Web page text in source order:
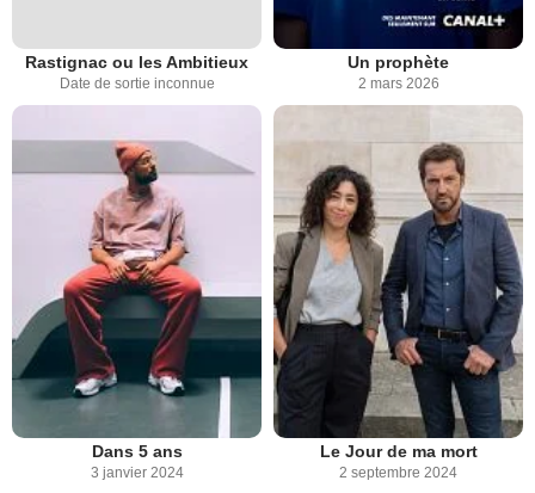
Rastignac ou les Ambitieux
Date de sortie inconnue
Un prophète
2 mars 2026
Dans 5 ans
3 janvier 2024
Le Jour de ma mort
2 septembre 2024